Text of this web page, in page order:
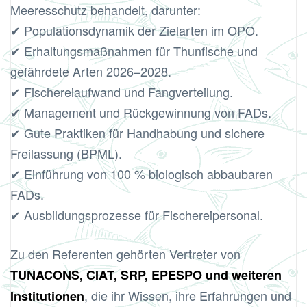
Meeresschutz behandelt, darunter:
✔ Populationsdynamik der Zielarten im OPO.
✔ Erhaltungsmaßnahmen für Thunfische und
gefährdete Arten 2026–2028.
✔ Fischereiaufwand und Fangverteilung.
✔ Management und Rückgewinnung von FADs.
✔ Gute Praktiken für Handhabung und sichere
Freilassung (BPML).
✔ Einführung von 100 % biologisch abbaubaren
FADs.
✔ Ausbildungsprozesse für Fischereipersonal.
Zu den Referenten gehörten Vertreter von
TUNACONS, CIAT, SRP, EPESPO und weiteren
Institutionen, die ihr Wissen, ihre Erfahrungen und